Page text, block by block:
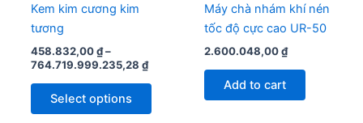
Kem kim cương kim
tương
458.832,00₫ –
764.719.999.235,28 ₫
Select options
Máy chà nhám khí nén
tốc độ cực cao UR-50
2.600.048,00₫
Add to cart